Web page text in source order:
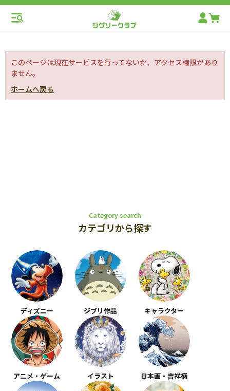
このページは現在サービスを行ってないか、アクセス権限があり
ません。
ホームへ戻る
Category search
カテゴリから探す
ディズニー ジブリ作品 キャラクター
アニメ・ゲーム イラスト 日本画・吉祥柄